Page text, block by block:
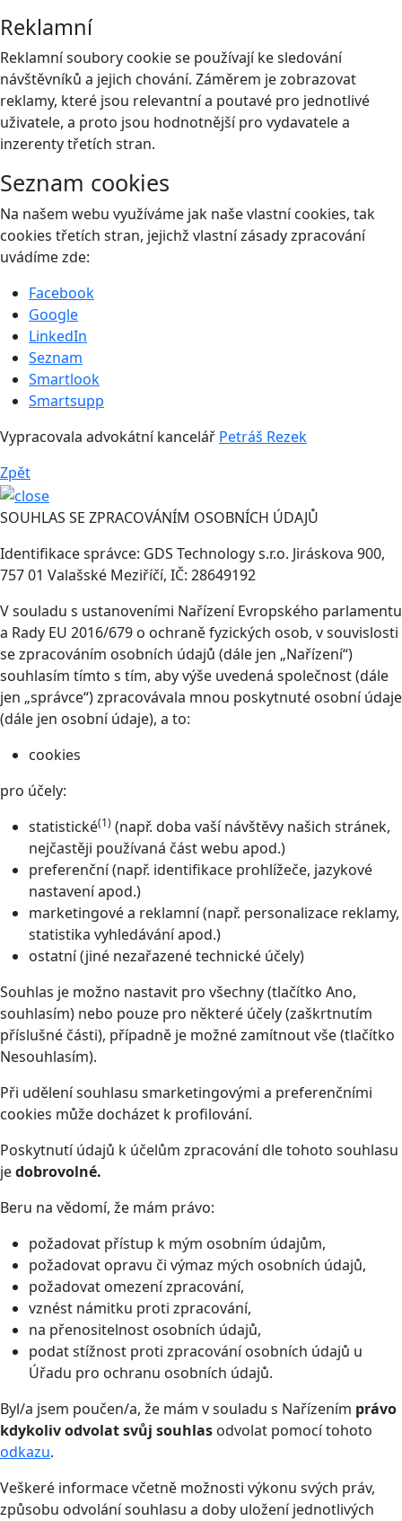
Reklamní
Reklamní soubory cookie se používají ke sledování
návštěvníků a jejich chování. Záměrem je zobrazovat
reklamy, které jsou relevantní a poutavé pro jednotlivé
uživatele, a proto jsou hodnotnější pro vydavatele a
inzerenty třetích stran.
Seznam cookies
Na našem webu využíváme jak naše vlastní cookies, tak
cookies třetích stran, jejichž vlastní zásady zpracování
uvádíme zde:
Facebook
Google
LinkedIn
Seznam
Smartlook
Smartsupp
Vypracovala advokátní kancelář Petráš Rezek
Zpět
SOUHLAS SE ZPRACOVÁNÍM OSOBNÍCH ÚDAJŮ
Identifikace správce: GDS Technology s.r.o. Jiráskova 900,
757 01 Valašské Meziříčí, IČ: 28649192
V souladu s ustanoveními Nařízení Evropského parlamentu
a Rady EU 2016/679 o ochraně fyzických osob, v souvislosti
se zpracováním osobních údajů (dále jen „Nařízení“)
souhlasím tímto s tím, aby výše uvedená společnost (dále
jen „správce“) zpracovávala mnou poskytnuté osobní údaje
(dále jen osobní údaje), a to:
cookies
pro účely:
statistické(1) (např. doba vaší návštěvy našich stránek,
nejčastěji používaná část webu apod.)
preferenční (např. identifikace prohlížeče, jazykové
nastavení apod.)
marketingové a reklamní (např. personalizace reklamy,
statistika vyhledávání apod.)
ostatní (jiné nezařazené technické účely)
Souhlas je možno nastavit pro všechny (tlačítko Ano,
souhlasím) nebo pouze pro některé účely (zaškrtnutím
příslušné části), případně je možné zamítnout vše (tlačítko
Nesouhlasím).
Při udělení souhlasu smarketingovými a preferenčními
cookies může docházet k profilování.
Poskytnutí údajů k účelům zpracování dle tohoto souhlasu
jedobrovolné.
Beru na vědomí, že mám právo:
požadovat přístup k mým osobním údajům,
požadovat opravu či výmaz mých osobních údajů,
požadovat omezení zpracování,
vznést námitku proti zpracování,
na přenositelnost osobních údajů,
podat stížnost proti zpracování osobních údajů u
Úřadu pro ochranu osobních údajů.
Byl/a jsem poučen/a, že mám v souladu s Nařízením právo
kdykoliv odvolat svůj souhlas odvolat pomocí tohoto
odkazu.
Veškeré informace včetně možnosti výkonu svých práv,
způsobu odvolání souhlasu a doby uložení jednotlivých